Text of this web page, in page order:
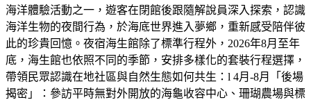
海洋體驗活動之一，遊客在閉館後跟隨解說員深入探索，認識
海洋生物的夜間行為，於海底世界進入夢鄉，重新感受陪伴彼
此的珍貴回憶。夜宿海生館除了標準行程外，2026年8月至年
底，海生館也依照不同的季節，安排多樣化的套裝行程選擇，
帶領民眾認識在地社區與自然生態如何共生：l 4月-8月「後場
揭密」：參訪平時無對外開放的海龜收容中心、珊瑚農場與標